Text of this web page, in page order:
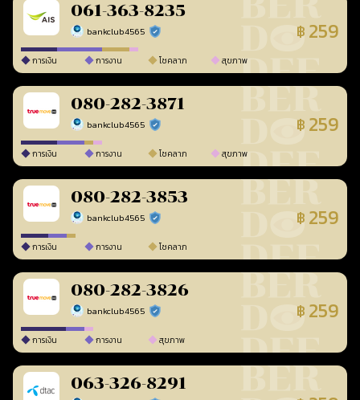
061-363-8235
bankclub4565 ร้านยืนยันแล้ว ฿ 259
การเงิน การงาน โชคลาภ สุขภาพ
080-282-3871
bankclub4565 ร้านยืนยันแล้ว ฿ 259
การเงิน การงาน โชคลาภ สุขภาพ
080-282-3853
bankclub4565 ร้านยืนยันแล้ว ฿ 259
การเงิน การงาน โชคลาภ
080-282-3826
bankclub4565 ร้านยืนยันแล้ว ฿ 259
การเงิน การงาน สุขภาพ
063-326-8291